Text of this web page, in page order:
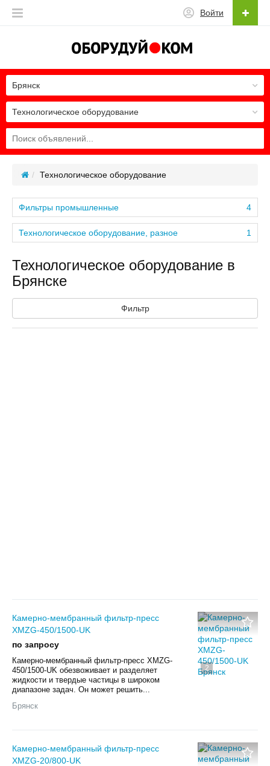
Войти
Технологическое оборудование
Брянск
Технологическое оборудование
4
Фильтры промышленные
1
Технологическое оборудование, разное
Технологическое оборудование в
Брянске
Фильтр
2
Камерно-мембранный фильтр-пресс
XMZG-450/1500-UK
по запросу
Камерно-мембранный фильтр-пресс XMZG-
450/1500-UK обезвоживает и разделяет
жидкости и твердые частицы в широком
диапазоне задач. Он может решить...
Брянск
Камерно-мембранный фильтр-пресс
XMZG-20/800-UK